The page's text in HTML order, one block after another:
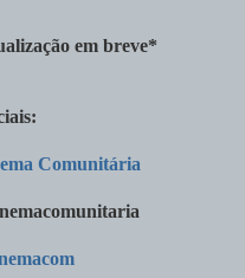
em breve*
Comunitária